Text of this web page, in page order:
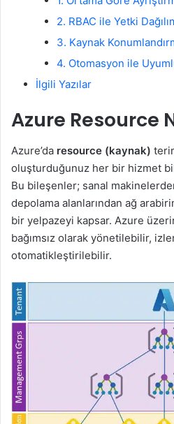
2. RBAC ile Yetki
3. Kaynak
4. Otomasyon ile
İlgili Yazılar
Azure Resource
Azure’da resource (kaynak)
oluşturduğunuz her bir hizmet
Bu bileşenler; sanal
depolama alanlarından ağ
bir yelpazeyi kapsar. Azure
bağımsız olarak yönetilebilir,
otomatikleştirilebilir.